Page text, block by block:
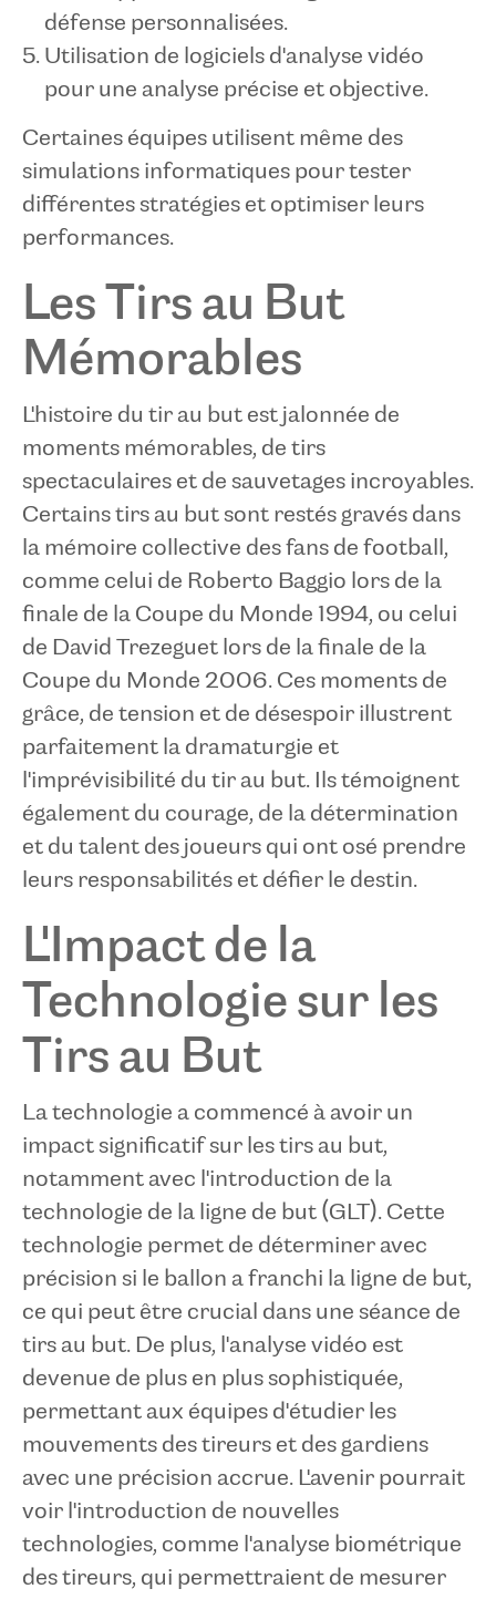
défense personnalisées.
Utilisation de logiciels d'analyse vidéo
pour une analyse précise et objective.
Certaines équipes utilisent même des
simulations informatiques pour tester
différentes stratégies et optimiser leurs
performances.
Les Tirs au But
Mémorables
L'histoire du tir au but est jalonnée de
moments mémorables, de tirs
spectaculaires et de sauvetages incroyables.
Certains tirs au but sont restés gravés dans
la mémoire collective des fans de football,
comme celui de Roberto Baggio lors de la
finale de la Coupe du Monde 1994, ou celui
de David Trezeguet lors de la finale de la
Coupe du Monde 2006. Ces moments de
grâce, de tension et de désespoir illustrent
parfaitement la dramaturgie et
l'imprévisibilité du tir au but. Ils témoignent
également du courage, de la détermination
et du talent des joueurs qui ont osé prendre
leurs responsabilités et défier le destin.
L'Impact de la
Technologie sur les
Tirs au But
La technologie a commencé à avoir un
impact significatif sur les tirs au but,
notamment avec l'introduction de la
technologie de la ligne de but (GLT). Cette
technologie permet de déterminer avec
précision si le ballon a franchi la ligne de but,
ce qui peut être crucial dans une séance de
tirs au but. De plus, l'analyse vidéo est
devenue de plus en plus sophistiquée,
permettant aux équipes d'étudier les
mouvements des tireurs et des gardiens
avec une précision accrue. L'avenir pourrait
voir l'introduction de nouvelles
technologies, comme l'analyse biométrique
des tireurs, qui permettraient de mesurer